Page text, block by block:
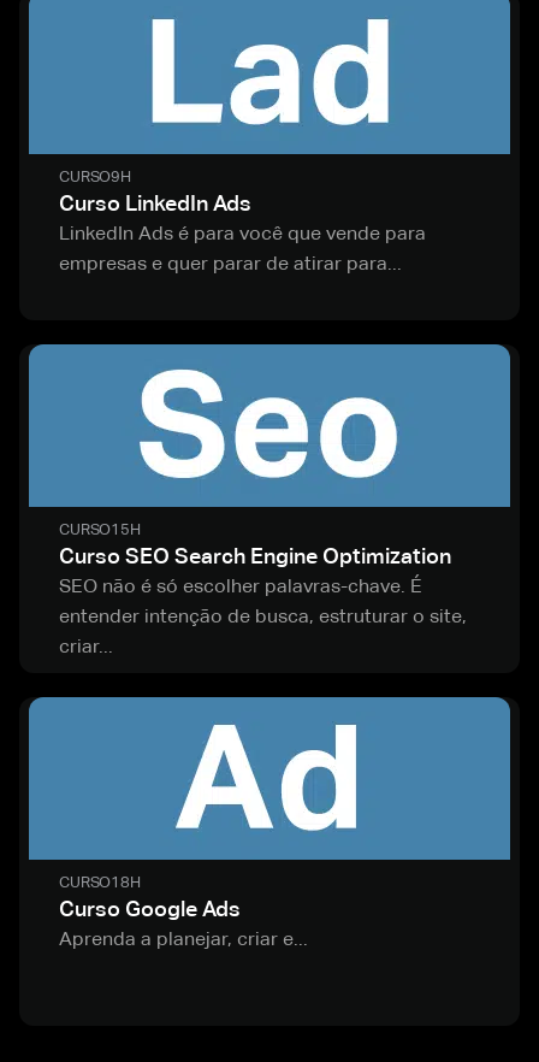
CURSO9H
Curso LinkedIn Ads
LinkedIn Ads é para você que vende para
empresas e quer parar de atirar para...
CURSO15H
Curso SEO Search Engine Optimization
SEO não é só escolher palavras-chave. É
entender intenção de busca, estruturar o site,
criar...
CURSO18H
Curso Google Ads
Aprenda a planejar, criar e...